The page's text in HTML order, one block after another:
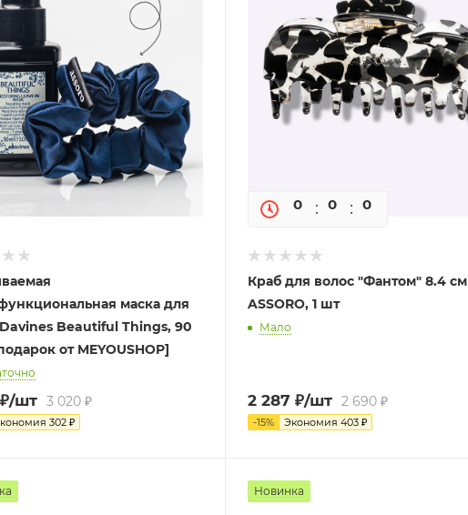
маска для
Beautiful Things, 90
от MEYOUSHOP]
/шт 3 020₽
302₽
0 0 0
Краб для волос "Фантом" 8.4 см
ASSORO, 1 шт
Мало
2 287 ₽/шт 2 690₽
-15% Экономия 403₽
Новинка